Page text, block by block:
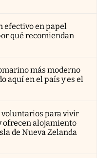
efectivo en papel
qué recomiendan
más moderno
aquí en el país y es el
voluntarios para vivir
ofrecen alojamiento
de Nueva Zelanda